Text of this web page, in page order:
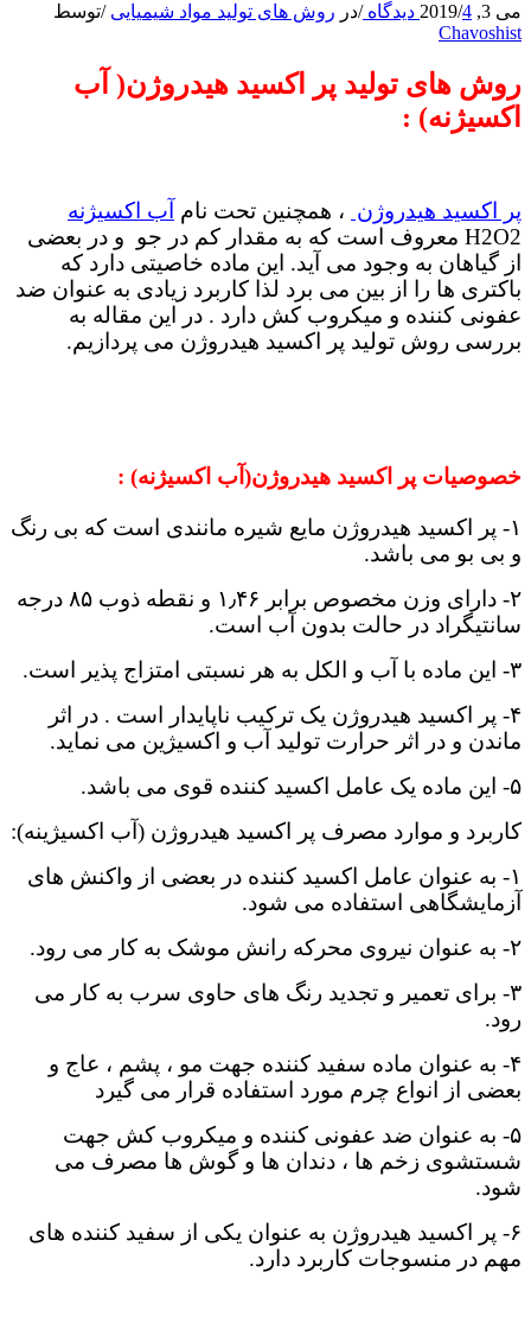
می 3, 2019 /4 دیدگاه /در روش های تولید مواد شیمیایی /توسط
Chavoshist
روش های تولید پر اکسید هیدروژن( آب
اکسیژنه) :
پر اکسید هیدروژن ، همچنین تحت نام آب اکسیژنه
H2O2 معروف است که به مقدار کم در جو و در بعضی
از گیاهان به وجود می آید. این ماده خاصیتی دارد که
باکتری ها را از بین می برد لذا کاربرد زیادی به عنوان ضد
عفونی کننده و میکروب کش دارد . در این مقاله به
بررسی روش تولید پر اکسید هیدروژن می پردازیم.
خصوصیات پر اکسید هیدروژن(آب اکسیژنه) :
۱- پر اکسید هیدروژن مایع شیره مانندی است که بی رنگ
و بی بو می باشد.
۲- دارای وزن مخصوص برابر ۱٫۴۶ و نقطه ذوب ۸۵ درجه
سانتیگراد در حالت بدون آب است.
۳- این ماده با آب و الکل به هر نسبتی امتزاج پذیر است.
۴- پر اکسید هیدروژن یک ترکیب ناپایدار است . در اثر
ماندن و در اثر حرارت تولید آب و اکسیژین می نماید.
۵- این ماده یک عامل اکسید کننده قوی می باشد.
کاربرد و موارد مصرف پر اکسید هیدروژن (آب اکسیژینه):
۱- به عنوان عامل اکسید کننده در بعضی از واکنش های
آزمایشگاهی استفاده می شود.
۲- به عنوان نیروی محرکه رانش موشک به کار می رود.
۳- برای تعمیر و تجدید رنگ های حاوی سرب به کار می
رود.
۴- به عنوان ماده سفید کننده جهت مو ، پشم ، عاج و
بعضی از انواع چرم مورد استفاده قرار می گیرد
۵- به عنوان ضد عفونی کننده و میکروب کش جهت
شستشوی زخم ها ، دندان ها و گوش ها مصرف می
شود.
۶- پر اکسید هیدروژن به عنوان یکی از سفید کننده های
مهم در منسوجات کاربرد دارد.